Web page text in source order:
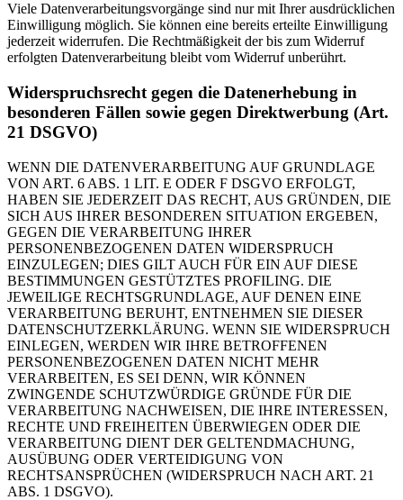
Viele Datenverarbeitungsvorgänge sind nur mit Ihrer ausdrücklichen
Einwilligung möglich. Sie können eine bereits erteilte Einwilligung
jederzeit widerrufen. Die Rechtmäßigkeit der bis zum Widerruf
erfolgten Datenverarbeitung bleibt vom Widerruf unberührt.
Widerspruchsrecht gegen die Datenerhebung in
besonderen Fällen sowie gegen Direktwerbung (Art.
21 DSGVO)
WENN DIE DATENVERARBEITUNG AUF GRUNDLAGE
VON ART. 6 ABS. 1 LIT. E ODER F DSGVO ERFOLGT,
HABEN SIE JEDERZEIT DAS RECHT, AUS GRÜNDEN, DIE
SICH AUS IHRER BESONDEREN SITUATION ERGEBEN,
GEGEN DIE VERARBEITUNG IHRER
PERSONENBEZOGENEN DATEN WIDERSPRUCH
EINZULEGEN; DIES GILT AUCH FÜR EIN AUF DIESE
BESTIMMUNGEN GESTÜTZTES PROFILING. DIE
JEWEILIGE RECHTSGRUNDLAGE, AUF DENEN EINE
VERARBEITUNG BERUHT, ENTNEHMEN SIE DIESER
DATENSCHUTZERKLÄRUNG. WENN SIE WIDERSPRUCH
EINLEGEN, WERDEN WIR IHRE BETROFFENEN
PERSONENBEZOGENEN DATEN NICHT MEHR
VERARBEITEN, ES SEI DENN, WIR KÖNNEN
ZWINGENDE SCHUTZWÜRDIGE GRÜNDE FÜR DIE
VERARBEITUNG NACHWEISEN, DIE IHRE INTERESSEN,
RECHTE UND FREIHEITEN ÜBERWIEGEN ODER DIE
VERARBEITUNG DIENT DER GELTENDMACHUNG,
AUSÜBUNG ODER VERTEIDIGUNG VON
RECHTSANSPRÜCHEN (WIDERSPRUCH NACH ART. 21
ABS. 1 DSGVO).